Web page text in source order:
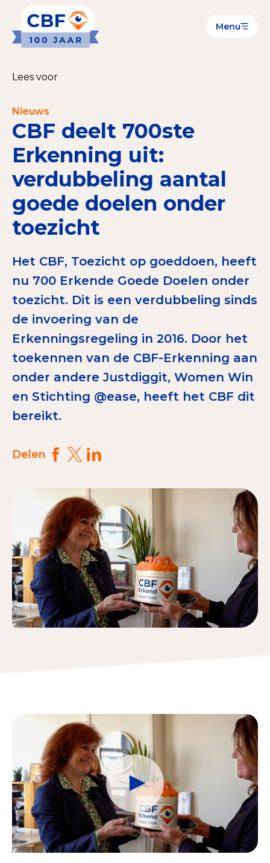
Menu
Goede Doelen
CBF-Erkenning aanvragen
Tarieven CBF-Erkenning
Publiek
Veilig geven met het CBF-keurmerk
Check het CBF-keurmerk van een goed doel
Download de Geef Gerust Checklist
Tips bij doneren: zo geef je veilig
Data & Onderzoek
Betrouwbare data over goede doelen
CBF-publicaties
State of the Sector
Het Nederlandse Donateurspanel
Contact & Signalen
Check keurmerk goede doelen
Collecterooster/wervingrooster
Nieuws
Lees voor
Nieuws
CBF deelt 700ste
Erkenning uit:
verdubbeling aantal
goede doelen onder
toezicht
Het CBF, Toezicht op goeddoen, heeft
nu 700 Erkende Goede Doelen onder
toezicht. Dit is een verdubbeling sinds
de invoering van de
Erkenningsregeling in 2016. Door het
toekennen van de CBF-Erkenning aan
onder andere Justdiggit, Women Win
en Stichting @ease, heeft het CBF dit
bereikt.
Delen